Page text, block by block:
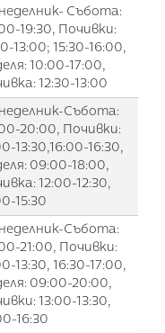
Събота:
19:30, Почивки:
13:00; 15:30-16:00,
10:00-17:00,
12:30-13:00
Събота:
20:00, Почивки:
13:30,16:00-16:30,
09:00-18:00,
12:00-12:30,
15:30
Събота:
21:00, Почивки:
13:30, 16:30-17:00,
09:00-20:00,
13:00-13:30,
16:30